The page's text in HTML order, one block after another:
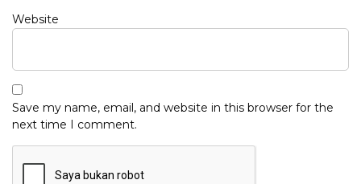
Website
Save my name, email, and website in this browser for the
next time I comment.